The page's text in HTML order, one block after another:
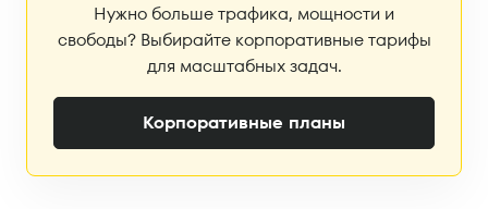
Нужно больше трафика, мощности и
свободы? Выбирайте корпоративные тарифы
для масштабных задач.
Корпоративные планы